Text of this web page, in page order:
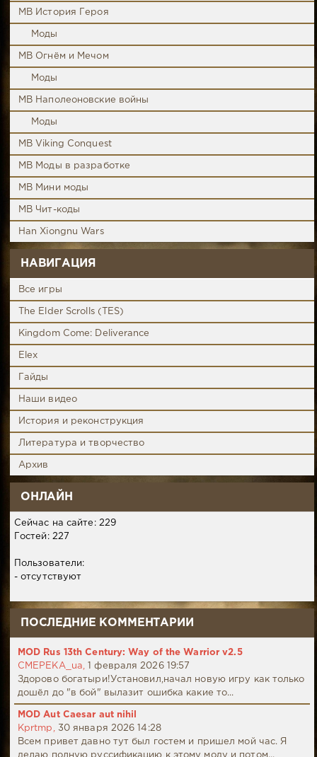
MB История Героя
Моды
MB Огнём и Мечом
Моды
MB Наполеоновские войны
Моды
MB Viking Conquest
MB Моды в разработке
MB Мини моды
MB Чит-коды
Han Xiongnu Wars
НАВИГАЦИЯ
Все игры
The Elder Scrolls (TES)
Kingdom Come: Deliverance
Elex
Гайды
Наши видео
История и реконструкция
Литература и творчество
Архив
ОНЛАЙН
Сейчас на сайте: 229
Гостей: 227
Пользователи:
- отсутствуют
ПОСЛЕДНИЕ КОММЕНТАРИИ
MOD Rus 13th Century: Way of the Warrior v2.5
CMEPEKA_ua,
1 февраля 2026 19:57
Здорово богатыри!Установил,начал новую игру как только
дошёл до "в бой" вылазит ошибка какие то...
MOD Aut Caesar aut nihil
Kprtmp,
30 января 2026 14:28
Всем привет давно тут был гостем и пришел мой час. Я
делаю полную руссификацию к этому моду и потом...